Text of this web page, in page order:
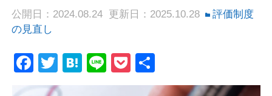
HRコラム
お知らせ
会社情報
公開日：2024.08.24 更新日：2025.10.28
評価制度
の見直し
Facebook
Twitter
Hatena
LinePocket
有